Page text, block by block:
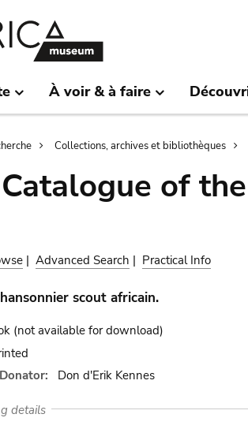
À voir & à faire
Collections, archives et bibliothèques
Catalogue of
| Advanced Search | Practical Info
scout africain.
(not available for download)
Don d'Erik Kennes
details